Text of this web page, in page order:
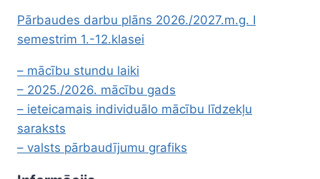
ā
c
i
j
a
Pārbaudes darbu plāns 2026./2027.m.g. I
semestrim 1.-12.klasei
– mācību stundu laiki
– 2025./2026. mācību gads
– ieteicamais individuālo mācību līdzekļu
saraksts
– valsts pārbaudījumu grafiks